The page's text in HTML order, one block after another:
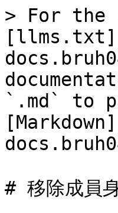
> For the
`.md` to
# 移除成員